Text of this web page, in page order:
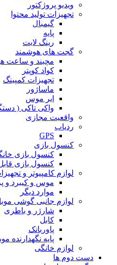
ویدیو پروژکتور
تجهیزات تولید محتوا
گیمبال
پایه
رینگ لایت
گجت های هوشمند
مچبند و ساعت
کواد کوپتر
تجهیزات کمپینگ
ماساژور
ایر موس
واکی تاکی (
واقعیت مجازی
ردیاب
GPS
کنسول بازی
کنسول بازی
کنسول بازی
لوازم کامپیوتر و
موس و کیبرد و
موارد دیگر
لوازم جانبی گوشی
شارژر و باطری
کابل
پاوربانک
پایه نگهدارنده
لوازم خانگی
دست دوم ها